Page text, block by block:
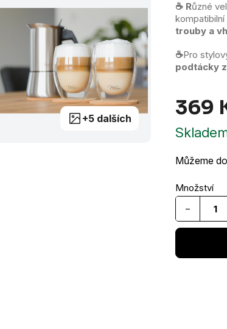
+5 dalších
☕️ Různé
trouby a
☕️Pro
podtácky
369
Můžeme
−